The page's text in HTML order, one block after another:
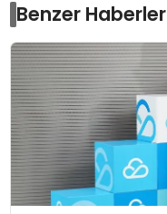
Benzer Haberler